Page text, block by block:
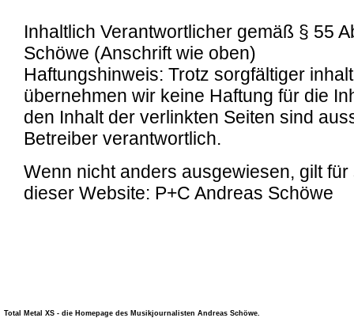
Inhaltlich Verantwortlicher gemäß § 55
Schöwe (Anschrift wie oben)
Haftungshinweis: Trotz sorgfältiger
übernehmen wir keine Haftung für die
den Inhalt der verlinkten Seiten sind
Betreiber verantwortlich.
Wenn nicht anders ausgewiesen, gilt
dieser Website: P+C Andreas Schöwe
Total Metal XS - die Homepage des Musikjournalisten Andreas Schöwe.